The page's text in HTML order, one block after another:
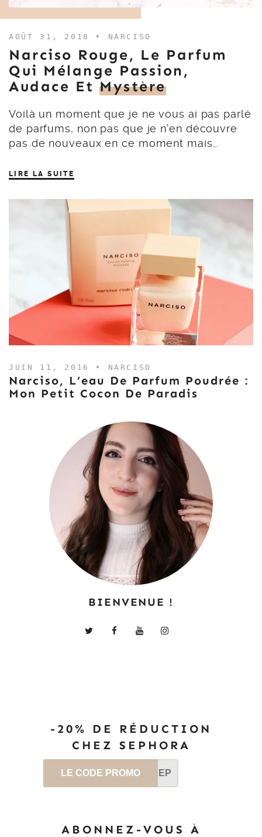
AOÛT 31, 2018 • NARCISO
Narciso Rouge, Le Parfum
Qui Mélange Passion,
Audace Et Mystère
Voilà un moment que je ne vous ai pas parlé
de parfums, non pas que je n’en découvre
pas de nouveaux en ce moment mais…
LIRE LA SUITE
JUIN 11, 2016 • NARCISO
Narciso, L’eau De Parfum Poudrée :
Mon Petit Cocon De Paradis
BIENVENUE !
-20% DE RÉDUCTION
CHEZ SEPHORA
LE CODE PROMO SEP
ABONNEZ-VOUS À